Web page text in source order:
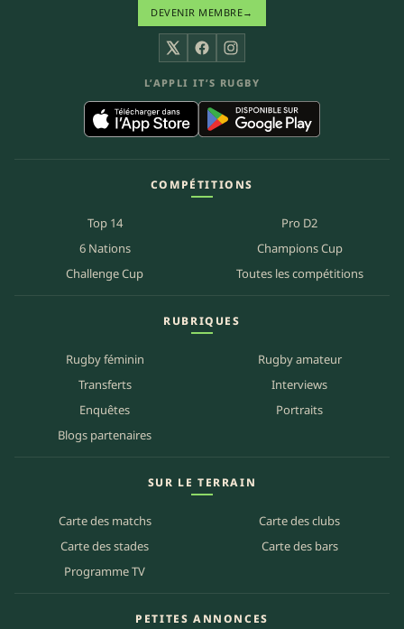
DEVENIR MEMBRE→
X FacebookInstagram
L’APPLI IT’S RUGBY
COMPÉTITIONS
Top 14
Pro D2
6 Nations
Champions Cup
Challenge Cup
Toutes les compétitions
RUBRIQUES
Rugby féminin
Rugby amateur
Transferts
Interviews
Enquêtes
Portraits
Blogs partenaires
SUR LE TERRAIN
Carte des matchs
Carte des clubs
Carte des stades
Carte des bars
Programme TV
PETITES ANNONCES